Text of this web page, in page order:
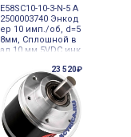
E58SC10-10-3-N-5 A
2500003740 Энкод
ер 10 имп./об, d=5
8мм, Сплошной в
ал 10 мм 5VDC инк
23 520₽